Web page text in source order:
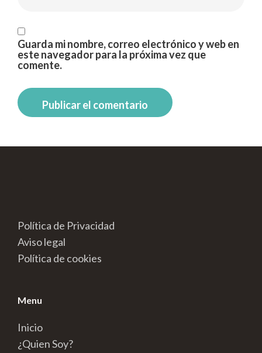
Guarda mi nombre, correo electrónico y web en
este navegador para la próxima vez que
comente.
Política de Privacidad
Aviso legal
Política de cookies
Menu
Inicio
¿Quien Soy?